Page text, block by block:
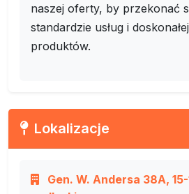
naszej oferty, by przekonać
standardzie usług i
produktów.
Lokalizacje
Gen. W. Andersa 38A, 15-